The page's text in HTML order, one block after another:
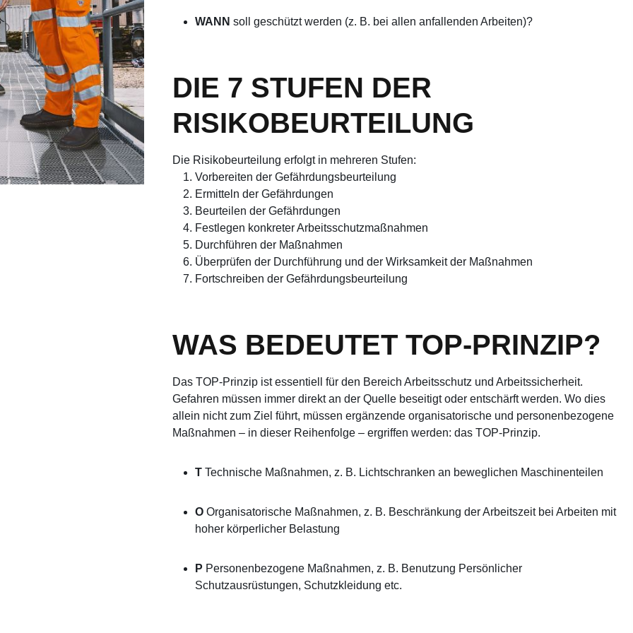
WANN soll geschützt werden (z. B. bei allen anfallenden Arbeiten)?
DIE 7 STUFEN DER
RISIKOBEURTEILUNG
Die Risikobeurteilung erfolgt in mehreren Stufen:
Vorbereiten der Gefährdungsbeurteilung
Ermitteln der Gefährdungen
Beurteilen der Gefährdungen
Festlegen konkreter Arbeitsschutzmaßnahmen
Durchführen der Maßnahmen
Überprüfen der Durchführung und der Wirksamkeit der Maßnahmen
Fortschreiben der Gefährdungsbeurteilung
WAS BEDEUTET TOP-PRINZIP?
Das TOP-Prinzip ist essentiell für den Bereich Arbeitsschutz und Arbeitssicherheit.
Gefahren müssen immer direkt an der Quelle beseitigt oder entschärft werden. Wo dies
allein nicht zum Ziel führt, müssen ergänzende organisatorische und personenbezogene
Maßnahmen – in dieser Reihenfolge – ergriffen werden: das TOP-Prinzip.
T Technische Maßnahmen, z. B. Lichtschranken an beweglichen Maschinenteilen
O Organisatorische Maßnahmen, z. B. Beschränkung der Arbeitszeit bei Arbeiten mit
hoher körperlicher Belastung
P Personenbezogene Maßnahmen, z. B. Benutzung Persönlicher
Schutzausrüstungen, Schutzkleidung etc.